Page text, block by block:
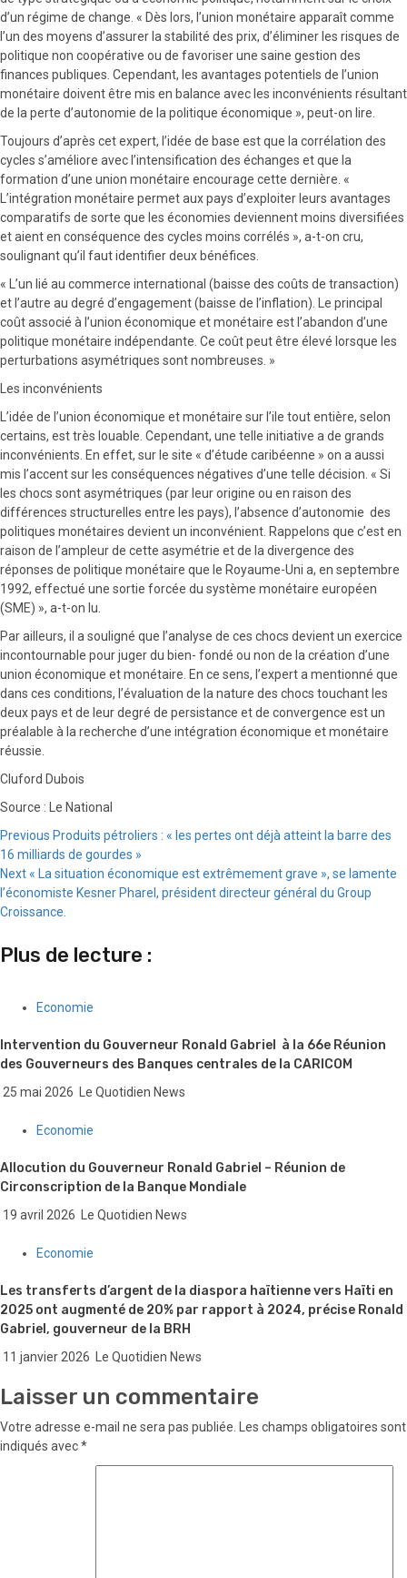
d’un régime de change. « Dès lors, l’union monétaire apparaît comme
l’un des moyens d’assurer la stabilité des prix, d’éliminer les risques de
politique non coopérative ou de favoriser une saine gestion des
finances publiques. Cependant, les avantages potentiels de l’union
monétaire doivent être mis en balance avec les inconvénients résultant
de la perte d’autonomie de la politique économique », peut-on lire.
Toujours d’après cet expert, l’idée de base est que la corrélation des
cycles s’améliore avec l’intensification des échanges et que la
formation d’une union monétaire encourage cette dernière. «
L’intégration monétaire permet aux pays d’exploiter leurs avantages
comparatifs de sorte que les économies deviennent moins diversifiées
et aient en conséquence des cycles moins corrélés », a-t-on cru,
soulignant qu’il faut identifier deux bénéfices.
« L’un lié au commerce international (baisse des coûts de transaction)
et l’autre au degré d’engagement (baisse de l’inflation). Le principal
coût associé à l’union économique et monétaire est l’abandon d’une
politique monétaire indépendante. Ce coût peut être élevé lorsque les
perturbations asymétriques sont nombreuses. »
Les inconvénients
L’idée de l’union économique et monétaire sur l’ile tout entière, selon
certains, est très louable. Cependant, une telle initiative a de grands
inconvénients. En effet, sur le site « d’étude caribéenne » on a aussi
mis l’accent sur les conséquences négatives d’une telle décision. « Si
les chocs sont asymétriques (par leur origine ou en raison des
différences structurelles entre les pays), l’absence d’autonomie des
politiques monétaires devient un inconvénient. Rappelons que c’est en
raison de l’ampleur de cette asymétrie et de la divergence des
réponses de politique monétaire que le Royaume-Uni a, en septembre
1992, effectué une sortie forcée du système monétaire européen
(SME) », a-t-on lu.
Par ailleurs, il a souligné que l’analyse de ces chocs devient un exercice
incontournable pour juger du bien- fondé ou non de la création d’une
union économique et monétaire. En ce sens, l’expert a mentionné que
dans ces conditions, l’évaluation de la nature des chocs touchant les
deux pays et de leur degré de persistance et de convergence est un
préalable à la recherche d’une intégration économique et monétaire
réussie.
Cluford Dubois
Source : Le National
Continue
Reading
Previous Produits pétroliers : « les pertes ont déjà atteint la barre des
16 milliards de gourdes »
Next« La situation économique est extrêmement grave », se lamente
l’économiste Kesner Pharel, président directeur général du Group
Croissance.
Plus de lecture :
Economie
Intervention du Gouverneur Ronald Gabriel à la 66e Réunion
des Gouverneurs des Banques centrales de la CARICOM
25 mai 2026 Le Quotidien News
Economie
Allocution du Gouverneur Ronald Gabriel – Réunion de
Circonscription de la Banque Mondiale
19 avril 2026 Le Quotidien News
Economie
Les transferts d’argent de la diaspora haïtienne vers Haïti en
2025 ont augmenté de 20% par rapport à 2024, précise Ronald
Gabriel, gouverneur de la BRH
11 janvier 2026 Le Quotidien News
Laisser un commentaire
Votre adresse e-mail ne sera pas publiée.
Les champs obligatoires sont
indiqués avec*